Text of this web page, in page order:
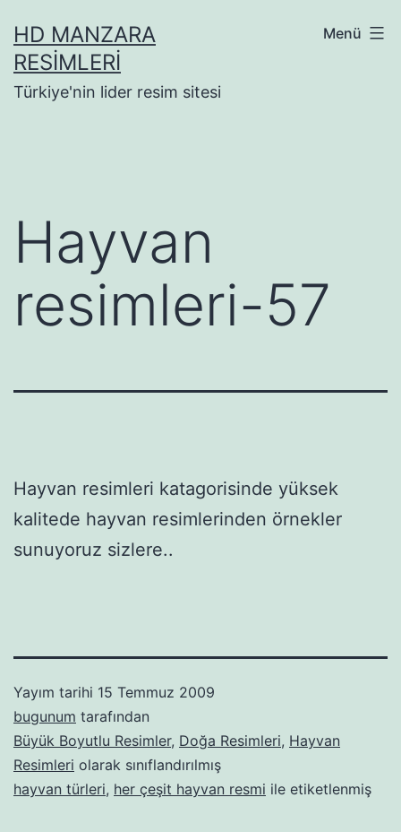
geçHD MANZARA
RESIMLERI
Türkiye'nin lider resim sitesi
Menü
Hayvan
resimleri-57
Hayvan resimleri katagorisinde yüksek
kalitede hayvan resimlerinden örnekler
sunuyoruz sizlere..
Yayım tarihi 15 Temmuz 2009
bugunum tarafından
Büyük Boyutlu Resimler, Doğa Resimleri, Hayvan
Resimleri olarak sınıflandırılmış
hayvan türleri, her çeşit hayvan resmi ile etiketlenmiş